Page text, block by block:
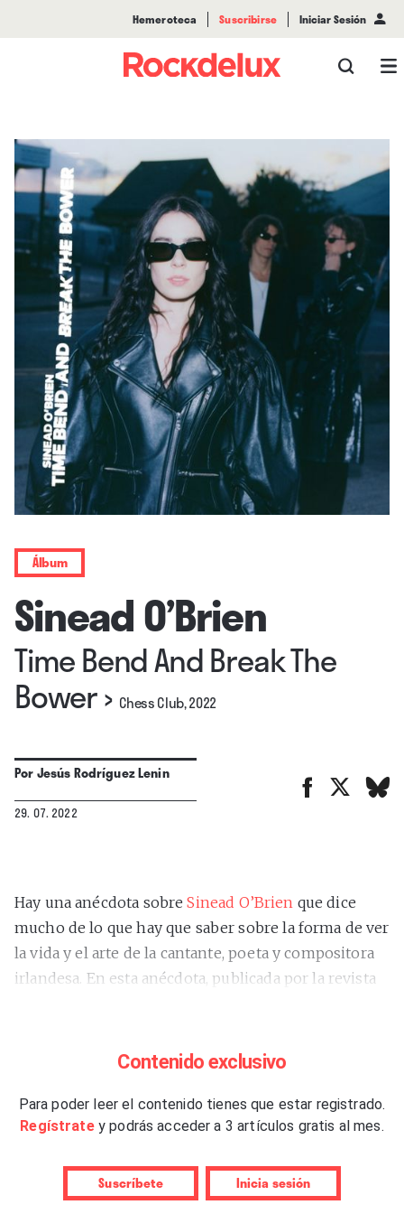
Hemeroteca Suscribirse Iniciar Sesión
Álbum
Sinead O’Brien
Time Bend And Break The
Bower› Chess Club, 2022
PorJesús Rodríguez Lenin
29. 07. 2022
Hay una anécdota sobreSinead O’Brien que dice
mucho de lo que hay que saber sobre la forma de ver
la vida y el arte de la cantante, poeta y compositora
irlandesa. En esta anécdota, publicada por la revista
inglesa “cozy” (acogedor) con la que Google Maps
sugerido a Sinead hacer la entrevista. Ella respondía:
“No quiero estar cómoda. Quiero que me sobresalten”.
Pues bien, esto sirve también como descripción de
su música, porque las canciones del álbum de debut
Contenido exclusivo
Para poder leer el contenido tienes que estar registrado.
Regístrate y podrás acceder a 3 artículos gratis al mes.
Suscríbete Inicia sesión